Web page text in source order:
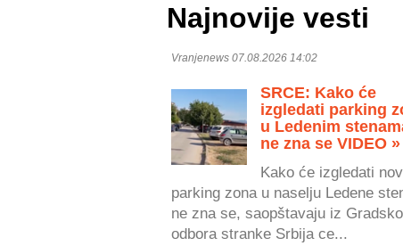
Najnovije vesti
Vranjenews 07.08.2026 14:02
SRCE: Kako će
izgledati parking
u Ledenim
ne zna se VIDEO »
Kako će izgledati
parking zona u naselju Ledene
ne zna se, saopštavaju iz
odbora stranke Srbija ce...